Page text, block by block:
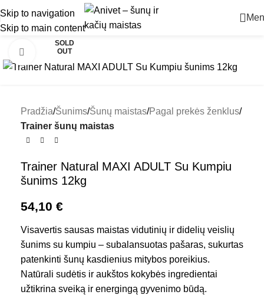
Skip to navigation
Skip to main content
SOLD
OUT
Padidinti
Pradžia Šunims Šunų maistas Pagal prekės ženklus
Trainer šunų maistas
Trainer Natural MAXI ADULT Su Kumpiu
šunims 12kg
54,10 €
Visavertis sausas maistas vidutinių ir didelių veislių
šunims su kumpiu – subalansuotas pašaras, sukurtas
patenkinti šunų kasdienius mitybos poreikius.
Natūrali sudėtis ir aukštos kokybės ingredientai
užtikrina sveiką ir energingą gyvenimo būdą.